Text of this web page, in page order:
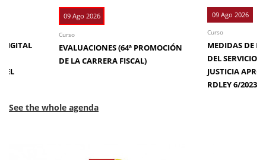
DIGITAL
EL
09 Ago 2026
Curso
EVALUACIONES (64ª PROMOCIÓN
DE LA CARRERA FISCAL)
09 Ago 2026
Curso
MEDIDAS DE
DEL SERVICIO
JUSTICIA
RDLEY 6/2023
See the whole agenda